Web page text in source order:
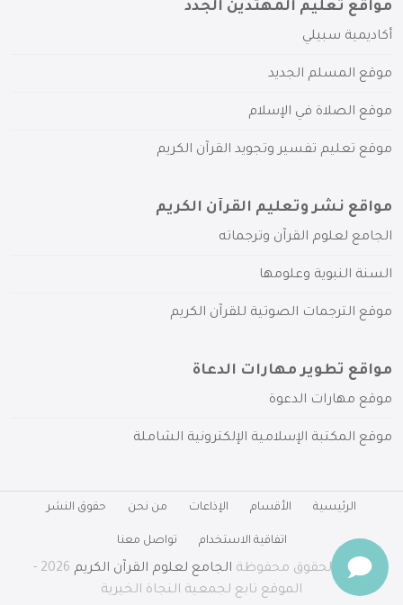
مواقع تعليم المهتدين الجدد
أكاديمية سبيلي
موقع المسلم الجديد
موقع الصلاة في الإسلام
موقع تعليم تفسير وتجويد القرآن الكريم
مواقع نشر وتعليم القرآن الكريم
الجامع لعلوم القرآن وترجماته
السنة النبوية وعلومها
موقع الترجمات الصوتية للقرآن الكريم
مواقع تطوير مهارات الدعاة
موقع مهارات الدعوة
موقع المكتبة الإسلامية الإلكترونية الشاملة
الرئيسية الأقسام الإذاعات من نحن حقوق النشر
اتفاقية الاستخدام تواصل معنا
جميع الحقوق محفوظة الجامع لعلوم القرآن الكريم
2026 -
الموقع تابع لجمعية النجاة الخيرية